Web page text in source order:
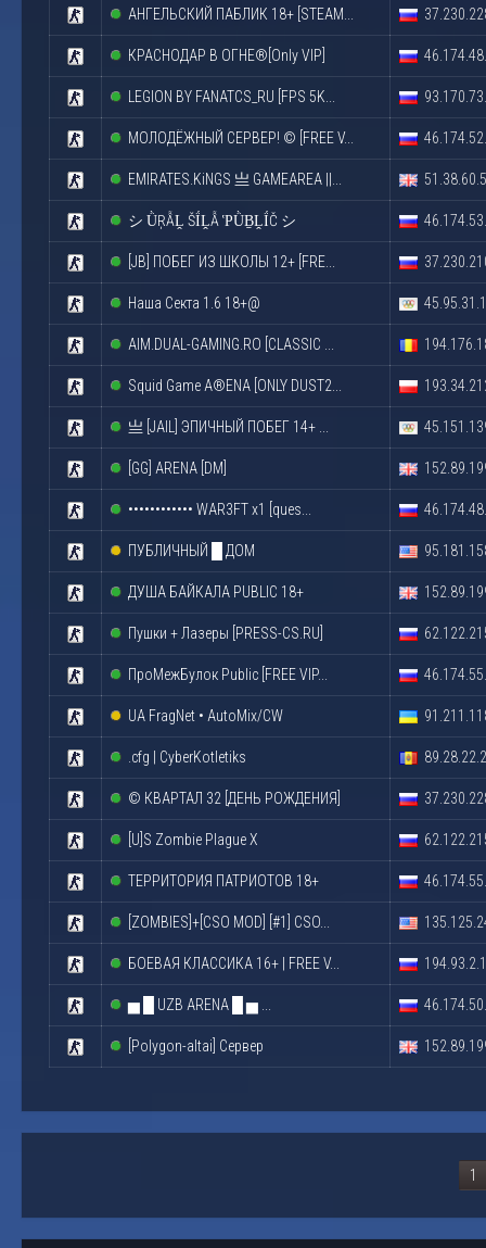
АНГЕЛЬСКИЙ ПАБЛИК 18+ [STEAM...
КРАСНОДАР В ОГНЕ®[Only VIP]
LEGION BY FANATCS_RU [FPS 5K...
МОЛОДЁЖНЫЙ СЕРВЕР! © [FREE V...
EMIRATES.KiNGS 亗 GAMEAREA ||...
シ ǛŖẪḼ ŠḮḼẪ ῬǛḆḼḮČ シ
[JB] ПОБЕГ ИЗ ШКОЛЫ 12+ [FRE...
Наша Секта 1.6 18+@
AIM.DUAL-GAMING.RO [CLASSIC ...
Squid Game A®ENA [ONLY DUST2...
亗 [JAIL] ЭПИЧНЫЙ ПОБЕГ 14+ ...
[GG] ARENA [DM]
•••••••••••• WAR3FT x1 [ques...
ПУБЛИЧНЫЙ █ ДОМ
ДУША БАЙКАЛА PUBLIC 18+
Пушки + Лазеры [PRESS-CS.RU]
ПроМежБулок Public [FREE VIP...
UA FragNet • AutoMix/CW
.cfg | CyberKotletiks
© КВАРТАЛ 32 [ДЕНЬ РОЖДЕНИЯ]
[U]S Zombie Plague X
ТЕРРИТОРИЯ ПАТРИОТОВ 18+
[ZOMBIES]+[CSO MOD] [#1] CSO...
БОЕВАЯ КЛАССИКА 16+ | FREE V...
▅ █ UZB ARENA █ ▅ ...
[Polygon-altai] Сервер
1